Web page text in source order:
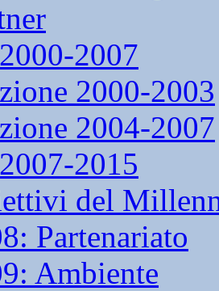
2007
2000-2003
2004-2007
2015
del
Partenariato
Ambiente